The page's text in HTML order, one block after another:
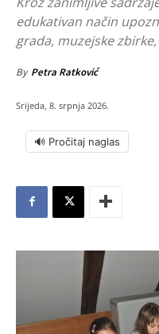
edukativan način
grada, muzejske
By Petra Ratković
Srijeda, 8. srpnja 2026.
🔊 Pročitaj naglas